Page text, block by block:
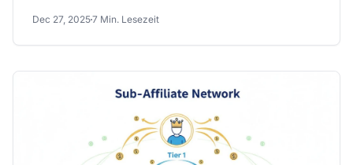
Dec 27, 20257 Min. Lesezeit